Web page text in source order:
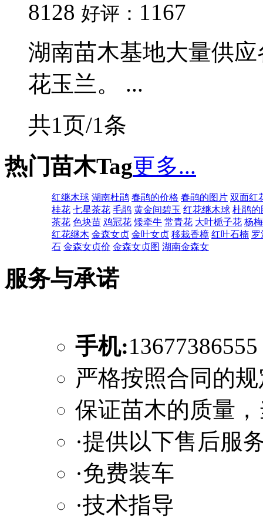
8128 好评： 1167
湖南苗木基地大量供
花玉兰。 ...
共1页/1条
热门苗木Tag更多...
红继木球 湖南杜鹃 春鹃的价格 春鹃的图片 双面红
桂花 七星茶花 毛鹃 黄金间碧玉 红花继木球 杜鹃的
茶花 色块苗 鸡冠花 矮牵牛 常青花 大叶栀子花 杨梅
红花继木 金森女贞 金叶女贞 移栽香樟 红叶石楠 罗
石 金森女贞价 金森女贞图 湖南金森女
服务与承诺
手机:
严格按照合同的
保证苗木的质量
·提供以下售后服
·免费装车
·技术指导